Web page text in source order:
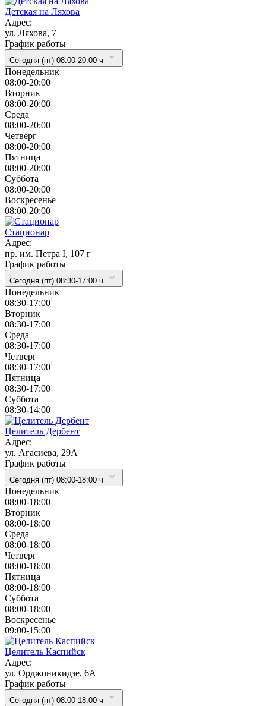
Детская на Ляхова
Адрес:
ул. Ляхова, 7
График работы
Сегодня (пт) 08:00-20:00 ч
Понедельник
08:00-20:00
Вторник
08:00-20:00
Cреда
08:00-20:00
Четверг
08:00-20:00
Пятница
08:00-20:00
Суббота
08:00-20:00
Воскресенье
08:00-20:00
Стационар
Адрес:
пр. им. Петра I, 107 г
График работы
Сегодня (пт) 08:30-17:00 ч
Понедельник
08:30-17:00
Вторник
08:30-17:00
Cреда
08:30-17:00
Четверг
08:30-17:00
Пятница
08:30-17:00
Суббота
08:30-14:00
Целитель Дербент
Адрес:
ул. Агасиева, 29А
График работы
Сегодня (пт) 08:00-18:00 ч
Понедельник
08:00-18:00
Вторник
08:00-18:00
Cреда
08:00-18:00
Четверг
08:00-18:00
Пятница
08:00-18:00
Суббота
08:00-18:00
Воскресенье
09:00-15:00
Целитель Каспийск
Адрес:
ул. Орджоникидзе, 6А
График работы
Сегодня (пт) 08:00-18:00 ч